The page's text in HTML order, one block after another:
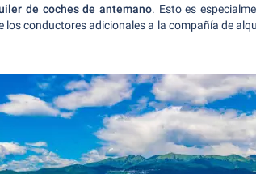
de coches de antemano. Esto es
conductores adicionales a la compañía de